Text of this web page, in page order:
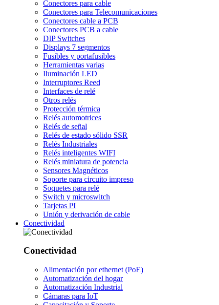
Conectores para cable
Conectores para Telecomunicaciones
Conectores cable a PCB
Conectores PCB a cable
DIP Switches
Displays 7 segmentos
Fusibles y portafusibles
Herramientas varias
Iluminación LED
Interruptores Reed
Interfaces de relé
Otros relés
Protección térmica
Relés automotrices
Relés de señal
Relés de estado sólido SSR
Relés Industriales
Relés inteligentes WIFI
Relés miniatura de potencia
Sensores Magnéticos
Soporte para circuito impreso
Soquetes para relé
Switch y microswitch
Tarjetas PI
Unión y derivación de cable
Conectividad
Conectividad
Alimentación por ethernet (PoE)
Automatización del hogar
Automatización Industrial
Cámaras para IoT